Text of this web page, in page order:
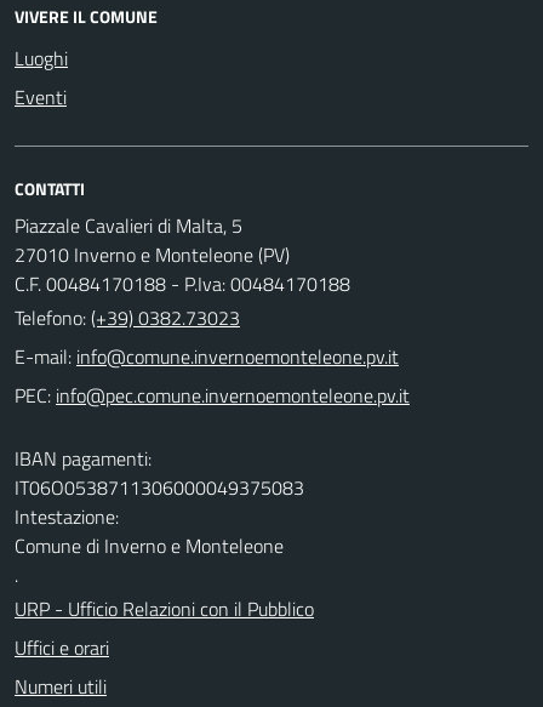
VIVERE IL COMUNE
Luoghi
Eventi
CONTATTI
Piazzale Cavalieri di Malta, 5
27010 Inverno e Monteleone (PV)
C.F. 00484170188 - P.Iva: 00484170188
Telefono:(+39) 0382.73023
E-mail:
PEC:
IBAN pagamenti:
IT06O0538711306000049375083
Intestazione:
Comune di Inverno e Monteleone
.
URP - Ufficio Relazioni con il Pubblico
Uffici e orari
Numeri utili